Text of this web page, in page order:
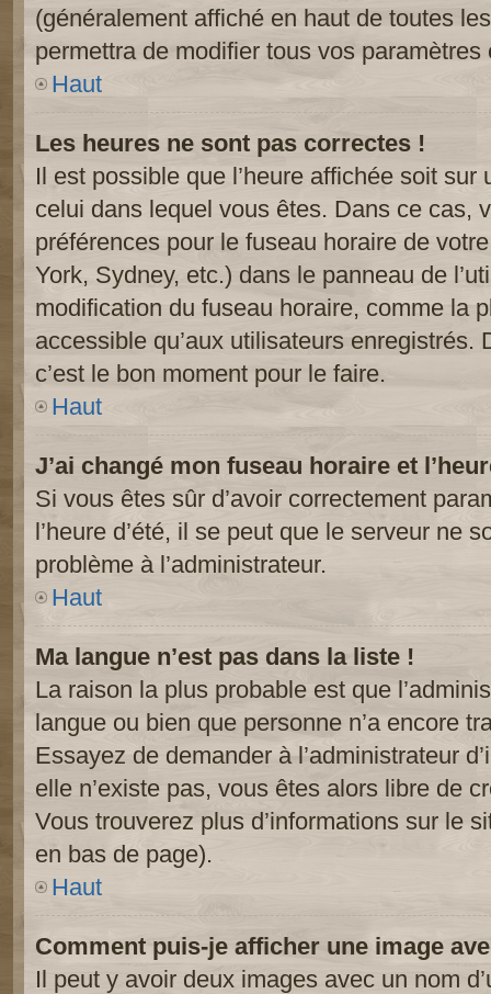
(généralement affiché en haut de toutes
permettra de modifier tous vos paramètres
Haut
Les heures ne sont pas correctes !
Il est possible que l’heure affichée soit
celui dans lequel vous êtes. Dans ce cas,
préférences pour le fuseau horaire de
York, Sydney, etc.) dans le panneau de
modification du fuseau horaire, comme la
accessible qu’aux utilisateurs enregistrés.
c’est le bon moment pour le faire.
Haut
J’ai changé mon fuseau horaire et
Si vous êtes sûr d’avoir correctement
l’heure d’été, il se peut que le serveur ne
problème à l’administrateur.
Haut
Ma langue n’est pas dans la liste !
La raison la plus probable est que
langue ou bien que personne n’a encore
Essayez de demander à l’administrateur
elle n’existe pas, vous êtes alors libre de
Vous trouverez plus d’informations sur le
en bas de page).
Haut
Comment puis-je afficher une image
Il peut y avoir deux images avec un nom